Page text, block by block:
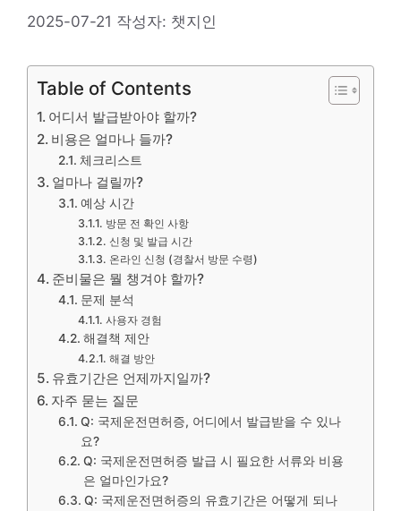
2025-07-21 작성자: 챗지인
Table of Contents
어디서 발급받아야 할까?
비용은 얼마나 들까?
체크리스트
얼마나 걸릴까?
예상 시간
방문 전 확인 사항
신청 및 발급 시간
온라인 신청 (경찰서 방문 수령)
준비물은 뭘 챙겨야 할까?
문제 분석
사용자 경험
해결책 제안
해결 방안
유효기간은 언제까지일까?
자주 묻는 질문
Q: 국제운전면허증, 어디에서 발급받을 수 있나
요?
Q: 국제운전면허증 발급 시 필요한 서류와 비용
은 얼마인가요?
Q: 국제운전면허증의 유효기간은 어떻게 되나